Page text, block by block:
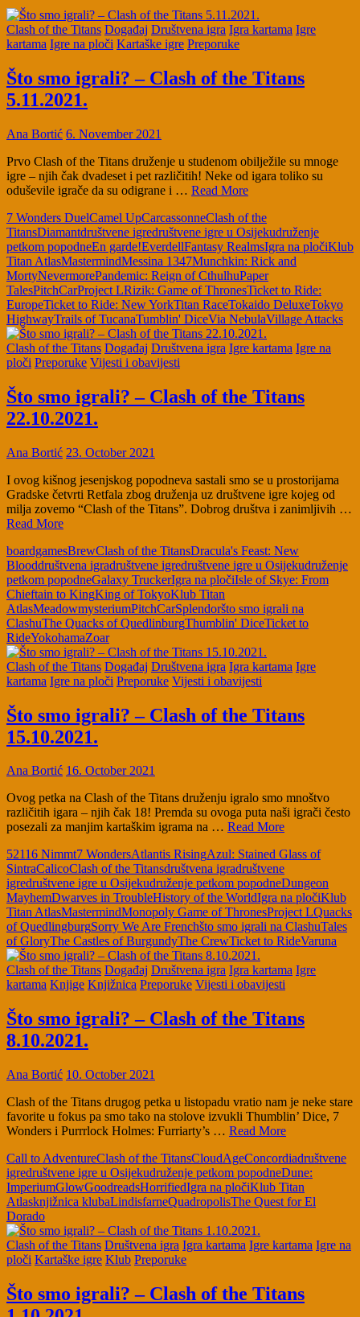
Clash of the Titans Događaj Društvena igra Igra kartama Igre
kartama Igre na ploči Kartaške igre Preporuke
Što smo igrali? – Clash of the Titans
5.11.2021.
Ana Bortić 6. November 2021
Prvo Clash of the Titans druženje u studenom obilježile su mnoge
igre – njih čak dvadeset i pet različitih! Neke od igara toliko su
oduševile igrače da su odigrane i … Read More
7 Wonders DuelCamel UpCarcassonneClash of the
TitansDiamantdruštvene igredruštvene igre u Osijekudruženje
petkom popodneEn garde!EverdellFantasy RealmsIgra na pločiKlub
Titan AtlasMastermindMessina 1347Munchkin: Rick and
MortyNevermorePandemic: Reign of CthulhuPaper
TalesPitchCarProject LRizik: Game of ThronesTicket to Ride:
EuropeTicket to Ride: New YorkTitan RaceTokaido DeluxeTokyo
HighwayTrails of TucanaTumblin' DiceVia NebulaVillage Attacks
Clash of the Titans Događaj Društvena igra Igre kartama Igre na
ploči Preporuke Vijesti i obavijesti
Što smo igrali? – Clash of the Titans
22.10.2021.
Ana Bortić 23. October 2021
I ovog kišnog jesenjskog popodneva sastali smo se u prostorijama
Gradske četvrti Retfala zbog druženja uz društvene igre kojeg od
milja zovemo “Clash of the Titans”. Dobrog društva i zanimljivih …
Read More
boardgamesBrewClash of the TitansDracula's Feast: New
Blooddruštvena igradruštvene igredruštvene igre u Osijekudruženje
petkom popodneGalaxy TruckerIgra na pločiIsle of Skye: From
Chieftain to KingKing of TokyoKlub Titan
AtlasMeadowmysteriumPitchCarSplendoršto smo igrali na
ClashuThe Quacks of QuedlinburgThumblin' DiceTicket to
RideYokohamaZoar
Clash of the Titans Događaj Društvena igra Igra kartama Igre
kartama Igre na ploči Preporuke Vijesti i obavijesti
Što smo igrali? – Clash of the Titans
15.10.2021.
Ana Bortić 16. October 2021
Ovog petka na Clash of the Titans druženju igralo smo mnoštvo
različitih igara – njih čak 18! Premda su ovoga puta naši igrači često
posezali za manjim kartaškim igrama na … Read More
52116 Nimmt7 WondersAtlantis RisingAzul: Stained Glass of
SintraCalicoClash of the Titansdruštvena igradruštvene
igredruštvene igre u Osijekudruženje petkom popodneDungeon
MayhemDwarves in TroubleHistory of the WorldIgra na pločiKlub
Titan AtlasMastermindMonopoly Game of ThronesProject LQuacks
of QuedlingburgSorry We Are Frenchšto smo igrali na ClashuTales
of GloryThe Castles of BurgundyThe CrewTicket to RideVaruna
Clash of the Titans Događaj Društvena igra Igra kartama Igre
kartama Knjige Knjižnica Preporuke Vijesti i obavijesti
Što smo igrali? – Clash of the Titans
8.10.2021.
Ana Bortić 10. October 2021
Clash of the Titans drugog petka u listopadu vratio nam je neke stare
favorite u fokus pa smo tako na stolove izvukli Thumblin’ Dice, 7
Wonders i Purrrlock Holmes: Furriarty’s … Read More
Call to AdventureClash of the TitansCloudAgeConcordiadruštvene
igredruštvene igre u Osijekudruženje petkom popodneDune:
ImperiumGlowGoodreadsHorrifiedIgra na pločiKlub Titan
Atlasknjižnica klubaLindisfarneQuadropolisThe Quest for El
Dorado
Clash of the Titans Društvena igra Igra kartama Igre kartama Igre na
ploči Kartaške igre Klub Preporuke
Što smo igrali? – Clash of the Titans